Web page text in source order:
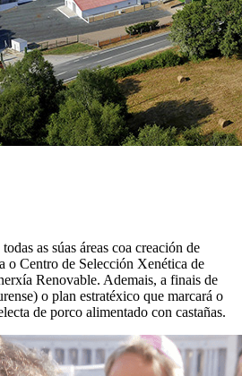
as súas áreas coa creación de
o Centro de Selección Xenética de
Renovable. Ademais, a finais de
o plan estratéxico que marcará o
de porco alimentado con castañas.